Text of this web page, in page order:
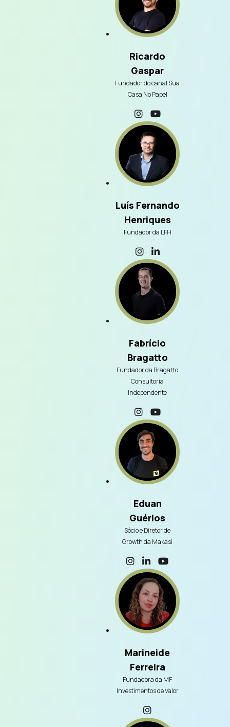
Ricardo
Gaspar
Fundador do canal Sua
Casa No Papel
Luís Fernando
Henriques
Fundador da LFH
Fabrício
Bragatto
Fundador da Bragatto
Consultoria
Independente
Eduan
Guérios
Sócio e Diretor de
Growth da Makasí
Marineide
Ferreira
Fundadora da MF
Investimentos de Valor